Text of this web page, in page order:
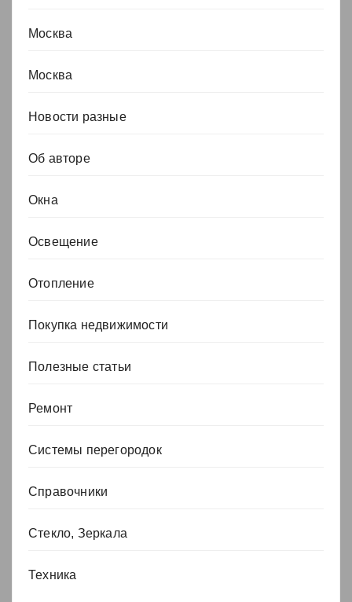
Москва
Москва
Новости разные
Об авторе
Окна
Освещение
Отопление
Покупка недвижимости
Полезные статьи
Ремонт
Системы перегородок
Справочники
Стекло, Зеркала
Техника